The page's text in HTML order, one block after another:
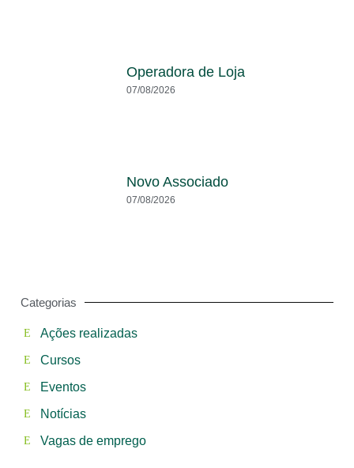
Operadora de Loja
07/08/2026
Novo Associado
07/08/2026
Categorias
Ações realizadas
Cursos
Eventos
Notícias
Vagas de emprego